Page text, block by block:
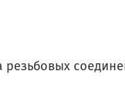
резьбовых